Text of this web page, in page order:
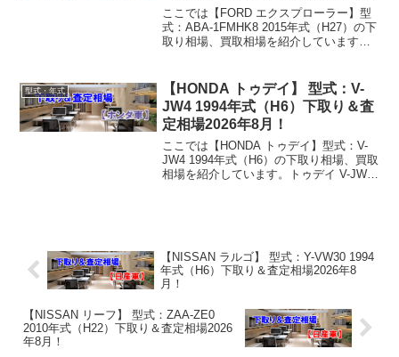
8月！
ここでは【FORD エクスプローラー】型
式：ABA-1FMHK8 2015年式（H27）の下
取り相場、買取相場を紹介しています。
相場：マイナス1万円～3...
型式・年式
【HONDA トゥデイ】 型式：V-
JW4 1994年式（H6）下取り＆査
定相場2026年8月！
ここでは【HONDA トゥデイ】型式：V-
JW4 1994年式（H6）の下取り相場、買取
相場を紹介しています。トゥデイ V-JW4
【NISSAN ラルゴ】 型式：Y-VW30 1994
年式（H6）下取り＆査定相場2026年8
月！
【NISSAN リーフ】 型式：ZAA-ZE0
2010年式（H22）下取り＆査定相場2026
年8月！